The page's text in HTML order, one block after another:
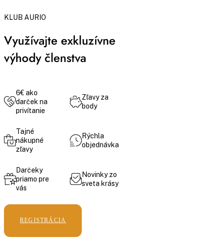
KLUB AURIO
Využívajte exkluzívne
výhody členstva
6€ ako
darček na
privítanie
Zľavy za
body
Tajné
nákupné
zľavy
Rýchla
objednávka
Darčeky
priamo pre
vás
Novinky zo
sveta krásy
REGISTRÁCIA